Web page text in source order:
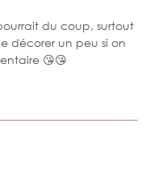
du coup, surtout
décorer un peu si on
😘😘